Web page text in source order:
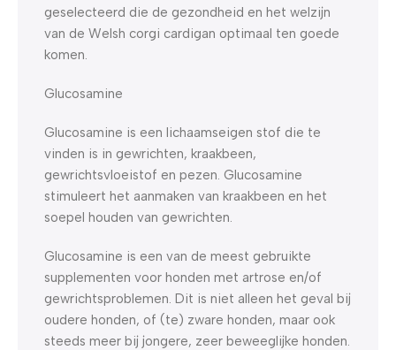
geselecteerd die de gezondheid en het welzijn
van de Welsh corgi cardigan optimaal ten goede
komen.
Glucosamine
Glucosamine is een lichaamseigen stof die te
vinden is in gewrichten, kraakbeen,
gewrichtsvloeistof en pezen. Glucosamine
stimuleert het aanmaken van kraakbeen en het
soepel houden van gewrichten.
Glucosamine is een van de meest gebruikte
supplementen voor honden met artrose en/of
gewrichtsproblemen. Dit is niet alleen het geval bij
oudere honden, of (te) zware honden, maar ook
steeds meer bij jongere, zeer beweeglijke honden.